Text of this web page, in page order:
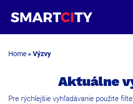
Home»Výzvy
Aktuálne
Pre rýchlejšie vyhľadávanie použite